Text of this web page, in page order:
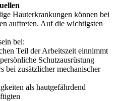
Hauterkrankungen können bei
auftreten. Auf die wichtigsten
bei:
Teil der Arbeitszeit einnimmt
Schutzausrüstung
bei zusätzlicher mechanischer
als hautgefährdend